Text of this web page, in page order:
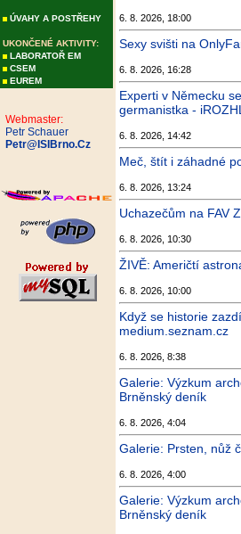
ÚVAHY A POSTŘEHY
UKONČENÉ AKTIVITY:
LABORATOŘ EM
CSEM
EUREM
Webmaster:
Petr Schauer
Petr@ISIBrno.Cz
6. 8. 2026, 18:00
Sexy svišti na
6. 8. 2026, 16:28
Experti v Německu
germanistka -
6. 8. 2026, 14:42
Meč, štít i záhadné
6. 8. 2026, 13:24
Uchazečům na FAV
6. 8. 2026, 10:30
ŽIVĚ: Američtí
6. 8. 2026, 10:00
Když se historie
medium.seznam.cz
6. 8. 2026, 8:38
Galerie: Výzkum
Brněnský deník
6. 8. 2026, 4:04
Galerie: Prsten, nůž
6. 8. 2026, 4:00
Galerie: Výzkum
Brněnský deník